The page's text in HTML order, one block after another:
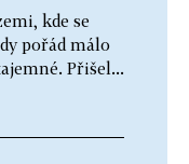
kde se
pořád málo
Přišel...